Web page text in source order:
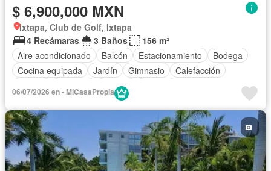
$ 6,900,000 MXN
Ixtapa, Club de Golf, Ixtapa
4 Recámaras
3 Baños
156 m²
Aire acondicionado
Balcón Estacionamiento
Bodega
Cocina equipada
Jardín Gimnasio
Calefacción
Alberca
06/07/2026 en - MiCasaPropia